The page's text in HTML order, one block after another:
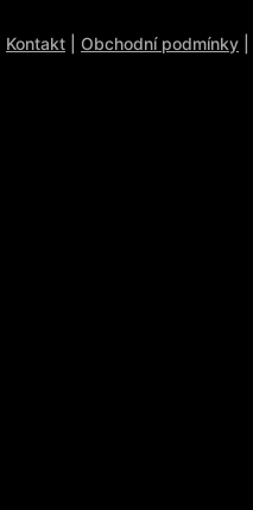
Kontakt
Obchodní podmínky